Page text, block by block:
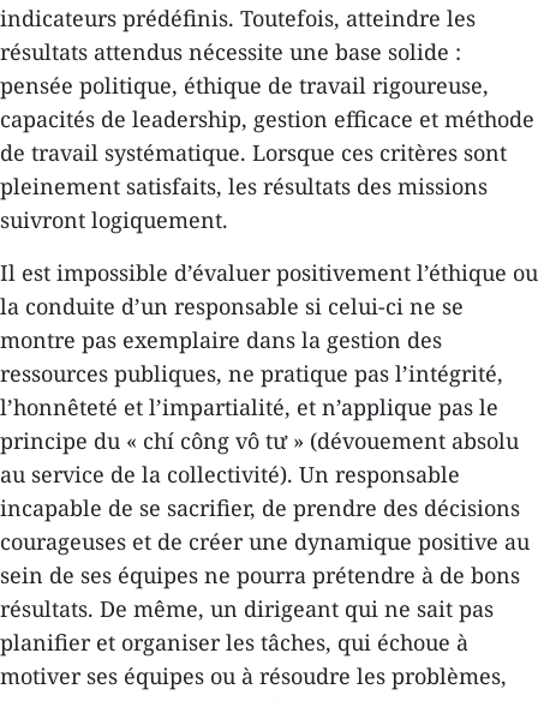
indicateurs prédéfinis. Toutefois, atteindre les
résultats attendus nécessite une base solide :
pensée politique, éthique de travail rigoureuse,
capacités de leadership, gestion efficace et méthode
de travail systématique. Lorsque ces critères sont
pleinement satisfaits, les résultats des missions
suivront logiquement.
Il est impossible d’évaluer positivement l’éthique ou
la conduite d’un responsable si celui-ci ne se
montre pas exemplaire dans la gestion des
ressources publiques, ne pratique pas l’intégrité,
l’honnêteté et l’impartialité, et n’applique pas le
principe du « chí công vô tư » (dévouement absolu
au service de la collectivité). Un responsable
incapable de se sacrifier, de prendre des décisions
courageuses et de créer une dynamique positive au
sein de ses équipes ne pourra prétendre à de bons
résultats. De même, un dirigeant qui ne sait pas
planifier et organiser les tâches, qui échoue à
motiver ses équipes ou à résoudre les problèmes,